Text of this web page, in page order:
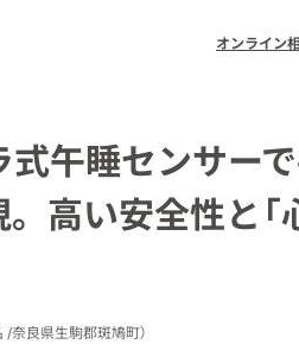
オンライン
式午睡センサー
高い安全性と「
/奈良県生駒郡斑鳩町）